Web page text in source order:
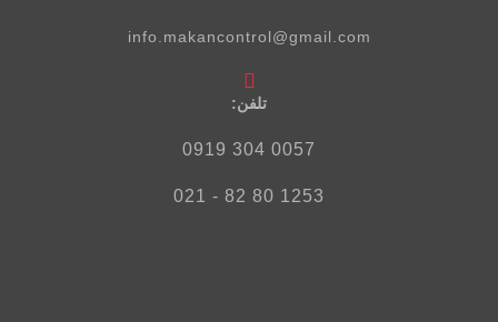
info.makancontrol@gmail.com
تلفن‌:
0057 304 0919
1253 80 82 - 021